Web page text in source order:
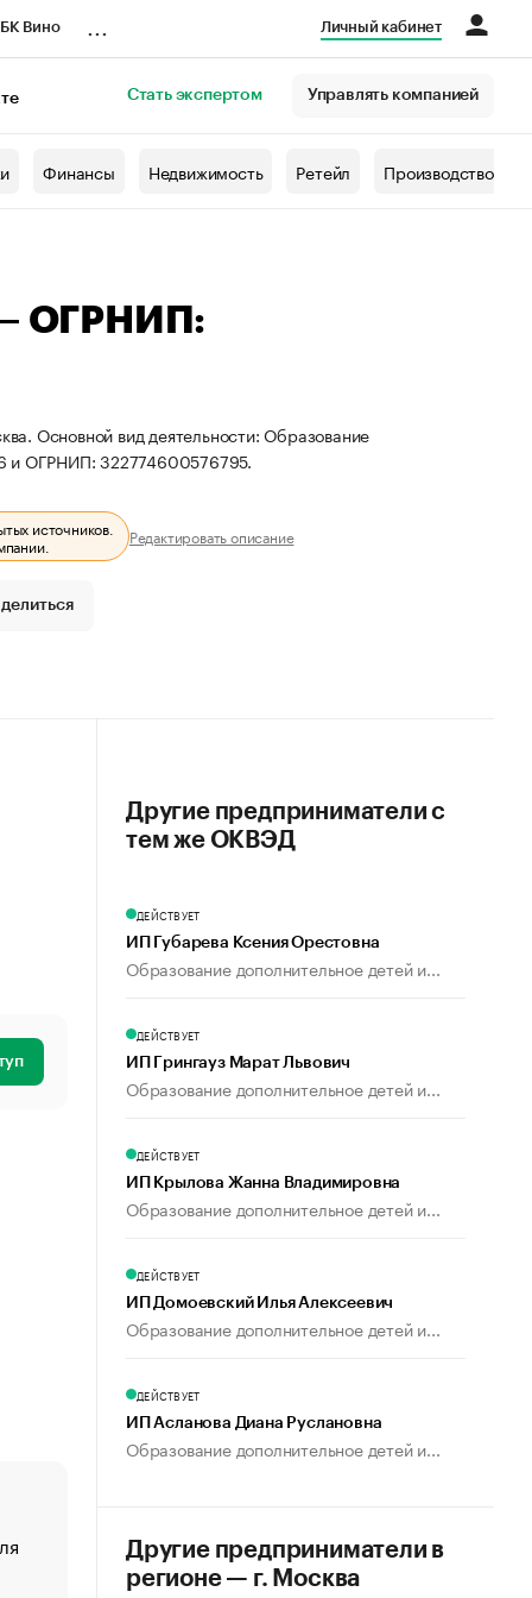
Вино Личный кабинет
Стать экспертом Управлять компанией
Финансы Недвижимость Ретейл Производство
— ОГРНИП:
Основной вид деятельности: Образование
и ОГРНИП: 322774600576795.
источников. Редактировать описание
«От спорта тело стареет иначе». Как живет глава
создавшей GTA
Другие предприниматели с
тем же ОКВЭД
ДЕЙСТВУЕТ
ИП Губарева Ксения Орестовна
Образование дополнительное детей и...
ДЕЙСТВУЕТ
ИП Грингауз Марат Львович
Образование дополнительное детей и...
ДЕЙСТВУЕТ
ИП Крылова Жанна Владимировна
Образование дополнительное детей и...
ДЕЙСТВУЕТ
ИП Домоевский Илья Алексеевич
Образование дополнительное детей и...
ДЕЙСТВУЕТ
ИП Асланова Диана Руслановна
Образование дополнительное детей и...
Другие предприниматели в
регионе — г. Москва